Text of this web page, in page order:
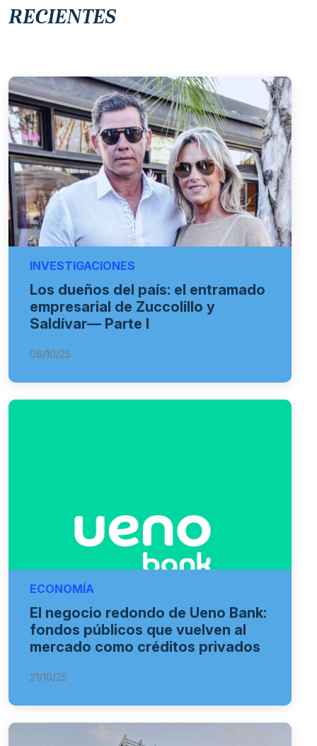
RECIENTES
INVESTIGACIONES
Los dueños del país: el entramado
empresarial de Zuccolillo y
Saldívar— Parte I
08/10/25
ECONOMÍA
El negocio redondo de Ueno Bank:
fondos públicos que vuelven al
mercado como créditos privados
21/10/25